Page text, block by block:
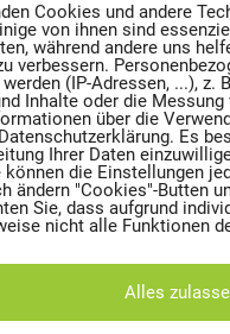
VERANTWORTUNG
Mülltonne CO2
Cookies und andere
von ihnen sind
während andere uns
verbessern.
(IP-Adressen, ...), z.
Inhalte oder die
über die
Es
Ihrer Daten
können die Einstellungen
ändern "Cookies"-Butten
Sie, dass aufgrund
nicht alle Funktionen
Alles